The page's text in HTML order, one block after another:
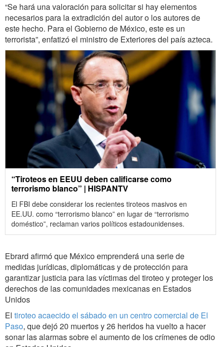
“Se hará una valoración para solicitar si hay elementos
necesarios para la extradición del autor o los autores de
este hecho. Para el Gobierno de México, este es un
terrorista”, enfatizó el ministro de Exteriores del país azteca.
“Tiroteos en EEUU deben calificarse como
terrorismo blanco” | HISPANTV
El FBI debe considerar los recientes tiroteos masivos en
EE.UU. como “terrorismo blanco” en lugar de “terrorismo
doméstico”, reclaman varios políticos estadounidenses.
Ebrard afirmó que México emprenderá una serie de
medidas jurídicas, diplomáticas y de protección para
garantizar justicia para las víctimas del tiroteo y proteger los
derechos de las comunidades mexicanas en Estados
Unidos
El tiroteo acaecido el sábado en un centro comercial de El
Paso, que dejó 20 muertos y 26 heridos ha vuelto a hacer
sonar las alarmas sobre el aumento de los crímenes de odio